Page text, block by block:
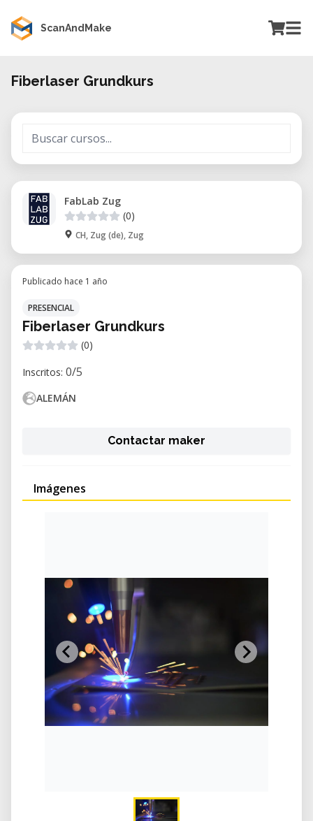
ScanAndMake
Fiberlaser Grundkurs
FabLab Zug
(0)
CH, Zug (de), Zug
Publicado hace 1 año
PRESENCIAL
Fiberlaser Grundkurs
(0)
Inscritos: 0/5
ALEMÁN
Contactar maker
Imágenes